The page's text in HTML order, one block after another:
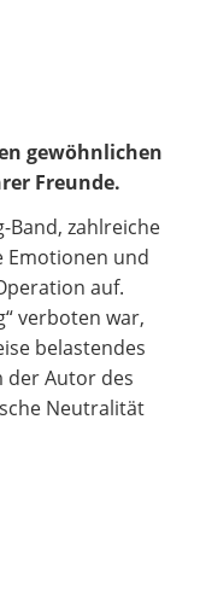
gewöhnlichen
Freunde.
Band, zahlreiche
Emotionen und
auf.
verboten war,
belastendes
der Autor des
Neutralität